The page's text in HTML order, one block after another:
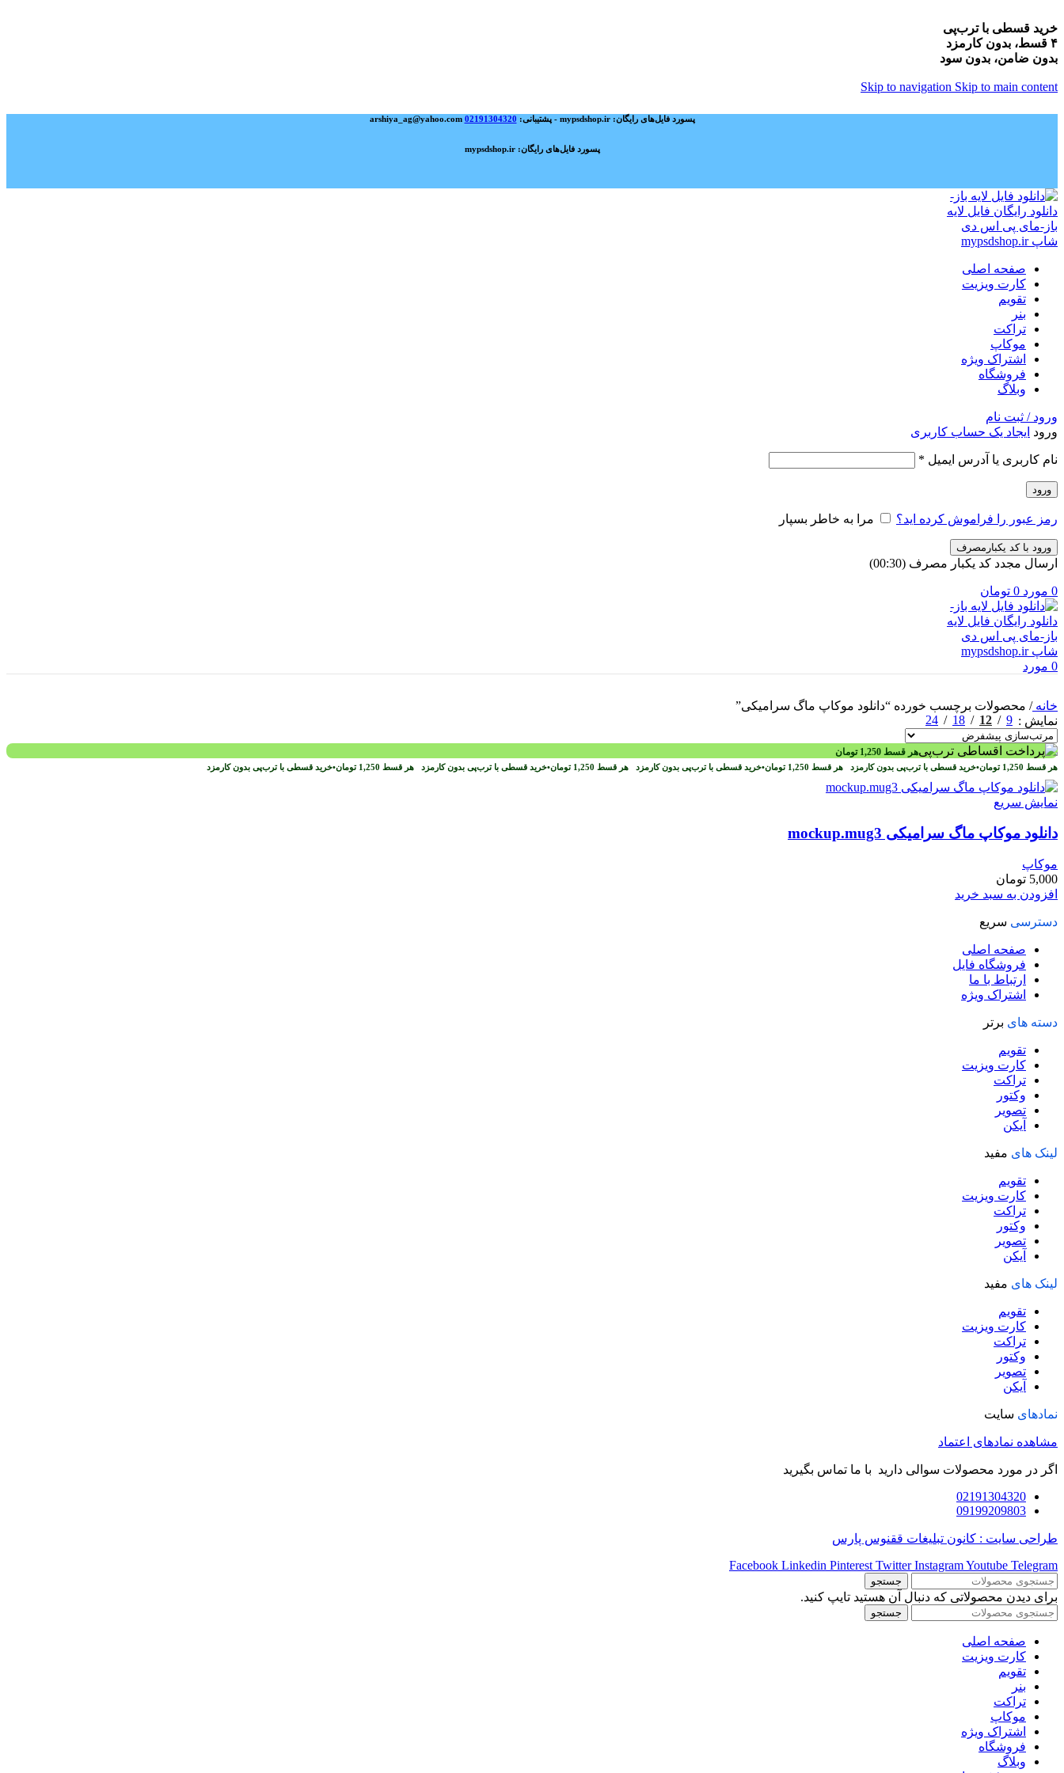
خرید قسطی با ترب‌پی
۴ قسط، بدون کارمزد
بدون ضامن، بدون سود
Skip to navigation Skip to main content
پسورد فایل‌های رایگان: mypsdshop.ir - پشتیبانی: arshiya_ag@yahoo.com 02191304320
پسورد فایل‌های رایگان: mypsdshop.ir
صفحه اصلی
کارت ویزیت
تقویم
بنر
تراکت
موکاپ
اشتراک ویژه
فروشگاه
وبلاگ
ورود / ثبت نام
ورود ایجاد یک حساب کاربری
نام کاربری یا آدرس ایمیل *
ورود
رمز عبور را فراموش کرده اید؟ مرا به خاطر بسپار
ورود با کد یکبارمصرف
ارسال مجدد کد یکبار مصرف (00:
30
)
0 مورد 0 تومان
0 مورد
خانه/ محصولات برچسب خورده “دانلود موکاپ ماگ سرامیکی”
نمایش
9
12
18
24
هر قسط 1,250 تومان
هر قسط 1,250 تومان•خرید قسطی با ترب‌پی بدون کارمزد هر قسط 1,250 تومان•خرید قسطی با ترب‌پی بدون کارمزد هر قسط 1,250 تومان•خرید قسطی با ترب‌پی بدون کارمزد هر قسط 1,250 تومان•خرید قسطی با ترب‌پی بدون کارمزد
نمایش سریع
دانلود موکاپ ماگ سرامیکی mockup.mug3
موکاپ
5,000 تومان
افزودن به سبد خرید
دسترسی سریع
صفحه اصلی
فروشگاه فایل
ارتباط با ما
اشتراک ویژه
دسته های برتر
تقویم
کارت ویزیت
تراکت
وکتور
تصویر
آیکن
لینک های مفید
تقویم
کارت ویزیت
تراکت
وکتور
تصویر
آیکن
لینک های مفید
تقویم
کارت ویزیت
تراکت
وکتور
تصویر
آیکن
نمادهای سایت
مشاهده نمادهای اعتماد
اگر در مورد محصولات سوالی دارید با ما تماس بگیرید
02191304320
09199209803
طراحی سایت : کانون تبلیغات ققنوس پارس
Facebook Linkedin Pinterest Twitter InstagramYoutube Telegram
جستجو
برای دیدن محصولاتی که دنبال آن هستید تایپ کنید.
جستجو
صفحه اصلی
کارت ویزیت
تقویم
بنر
تراکت
موکاپ
اشتراک ویژه
فروشگاه
وبلاگ